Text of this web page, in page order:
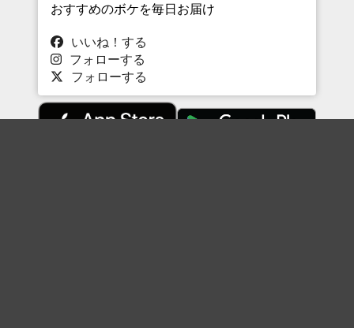
おすすめのボケを毎日お届け
いいね！する
フォローする
フォローする